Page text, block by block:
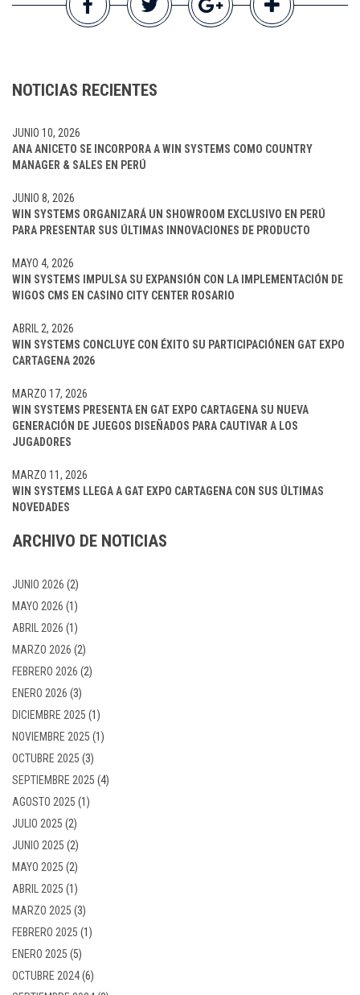
NOTICIAS RECIENTES
ANA ANICETO SE INCORPORA A WIN SYSTEMS COMO COUNTRY
MANAGER & SALES EN PERÚ
JUNIO 10, 2026
WIN SYSTEMS ORGANIZARÁ UN SHOWROOM EXCLUSIVO EN PERÚ
PARA PRESENTAR SUS ÚLTIMAS INNOVACIONES DE PRODUCTO
JUNIO 8, 2026
WIN SYSTEMS IMPULSA SU EXPANSIÓN CON LA IMPLEMENTACIÓN DE
WIGOS CMS EN CASINO CITY CENTER ROSARIO
MAYO 4, 2026
WIN SYSTEMS CONCLUYE CON ÉXITO SU PARTICIPACIÓNEN GAT EXPO
CARTAGENA 2026
ABRIL 2, 2026
WIN SYSTEMS PRESENTA EN GAT EXPO CARTAGENA SU NUEVA
GENERACIÓN DE JUEGOS DISEÑADOS PARA CAUTIVAR A LOS
JUGADORES
MARZO 17, 2026
WIN SYSTEMS LLEGA A GAT EXPO CARTAGENA CON SUS ÚLTIMAS
NOVEDADES
MARZO 11, 2026
ARCHIVO DE NOTICIAS
JUNIO 2026 (2)
MAYO 2026 (1)
ABRIL 2026 (1)
MARZO 2026 (2)
FEBRERO 2026 (2)
ENERO 2026 (3)
DICIEMBRE 2025 (1)
NOVIEMBRE 2025 (1)
OCTUBRE 2025 (3)
SEPTIEMBRE 2025 (4)
AGOSTO 2025 (1)
JULIO 2025 (2)
JUNIO 2025 (2)
MAYO 2025 (2)
ABRIL 2025 (1)
MARZO 2025 (3)
FEBRERO 2025 (1)
ENERO 2025 (5)
OCTUBRE 2024(6)